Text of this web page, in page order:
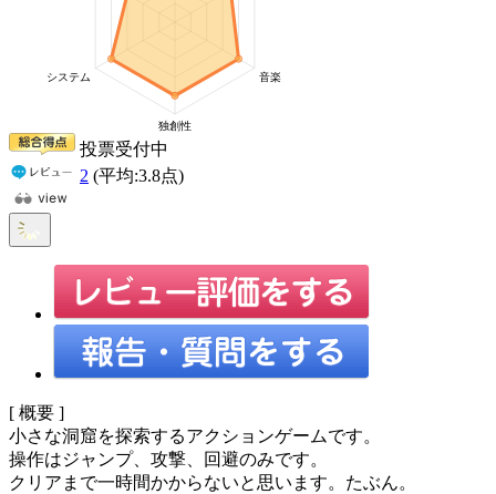
投票受付中
2 (平均:3.8点)
[ 概要 ]
小さな洞窟を探索するアクションゲームです。
操作はジャンプ、攻撃、回避のみです。
クリアまで一時間かからないと思います。たぶん。